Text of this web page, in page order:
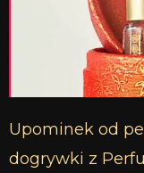
Upominek od
dogrywki z